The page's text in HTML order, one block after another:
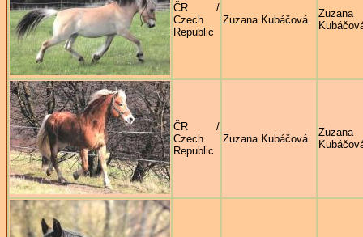
ČR /
Czech
Republic
Zuzana Kubáčová
Zuzana
ČR /
Czech
Republic
Zuzana Kubáčová
Zuzana